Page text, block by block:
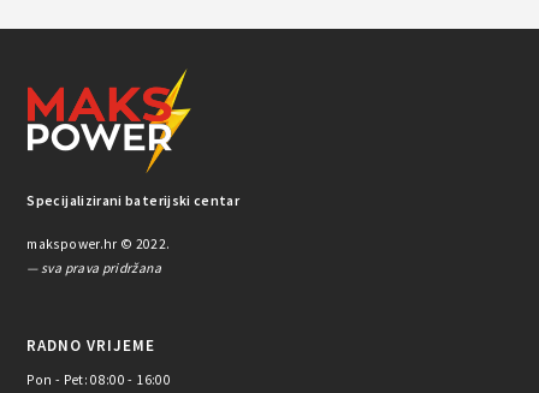
Specijalizirani baterijski centar
makspower.hr © 2022.
— sva prava pridržana
RADNO VRIJEME
Pon - Pet: 08:00 - 16:00